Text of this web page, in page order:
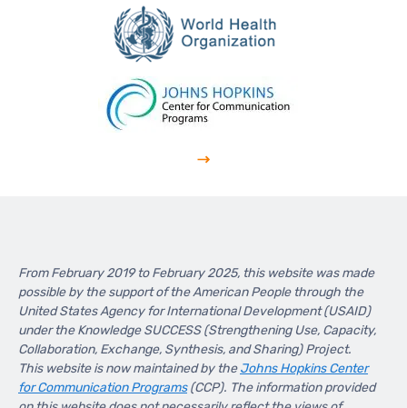
From February 2019 to February 2025, this website was made
possible by the support of the American People through the
United States Agency for International Development (USAID)
under the Knowledge SUCCESS (Strengthening Use, Capacity,
Collaboration, Exchange, Synthesis, and Sharing) Project.
This website is now maintained by theJohns Hopkins Center
for Communication Programs(CCP). The information provided